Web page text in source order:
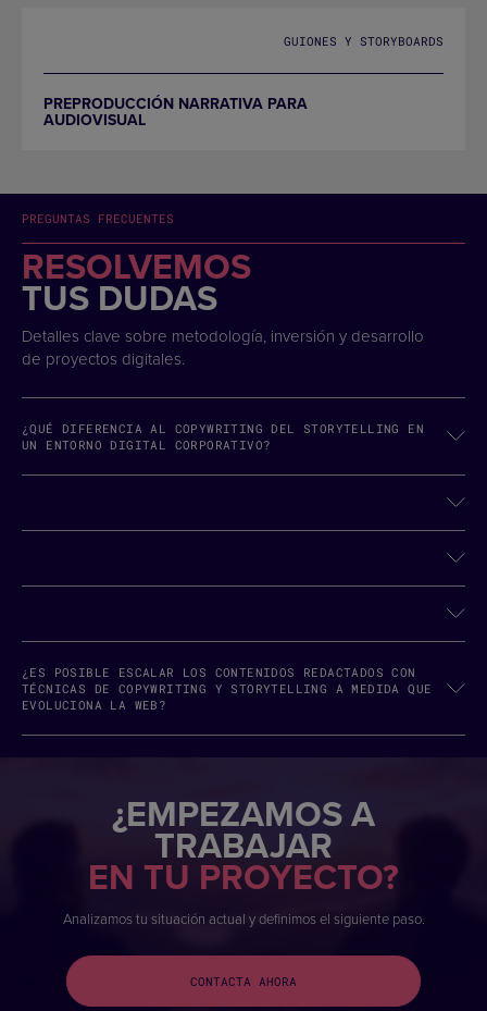
GUIONES Y STORYBOARDS
PREPRODUCCIÓN NARRATIVA PARA
AUDIOVISUAL
PREGUNTAS FRECUENTES
RESOLVEMOS
TUS DUDAS
Detalles clave sobre metodología, inversión y desarrollo
de proyectos digitales.
¿QUÉ DIFERENCIA AL COPYWRITING DEL STORYTELLING EN
UN ENTORNO DIGITAL CORPORATIVO?
¿ES POSIBLE ESCALAR LOS CONTENIDOS REDACTADOS CON
TÉCNICAS DE COPYWRITING Y STORYTELLING A MEDIDA QUE
EVOLUCIONA LA WEB?
¿EMPEZAMOS A
TRABAJAR
EN TU PROYECTO?
Analizamos tu situación actual y definimos el siguiente paso.
CONTACTA AHORA